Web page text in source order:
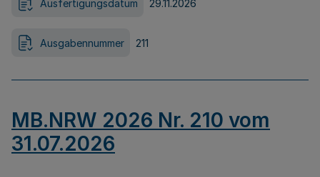
Ausfertigungsdatum 29.11.2026
Ausgabennummer 211
MB.NRW 2026 Nr. 210 vom
31.07.2026